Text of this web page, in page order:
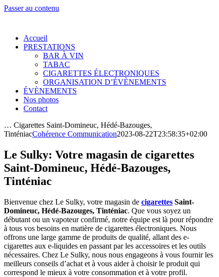
Passer au contenu
Accueil
PRESTATIONS
BAR À VIN
TABAC
CIGARETTES ÉLECTRONIQUES
ORGANISATION D’ÉVÈNEMENTS
ÉVÈNEMENTS
Nos photos
Contact
… Cigarettes Saint-Domineuc, Hédé-Bazouges,
TinténiacCohérence Communication2023-08-22T23:58:35+02:00
Le Sulky: Votre magasin de cigarettes
Saint-Domineuc, Hédé-Bazouges,
Tinténiac
Bienvenue chez Le Sulky, votre magasin de cigarettes Saint-
Domineuc, Hédé-Bazouges, Tinténiac. Que vous soyez un
débutant ou un vapoteur confirmé, notre équipe est là pour répondre
à tous vos besoins en matière de cigarettes électroniques. Nous
offrons une large gamme de produits de qualité, allant des e-
cigarettes aux e-liquides en passant par les accessoires et les outils
nécessaires. Chez Le Sulky, nous nous engageons à vous fournir les
meilleurs conseils d’achat et à vous aider à choisir le produit qui
correspond le mieux à votre consommation et à votre profil.